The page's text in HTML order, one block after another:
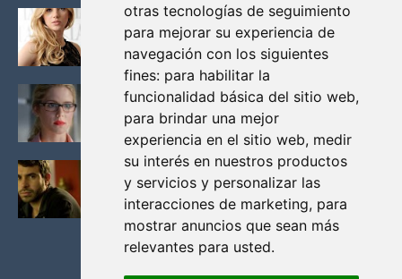
otras tecnologías de seguimiento
para mejorar su experiencia de
navegación con los siguientes
fines: para habilitar la
funcionalidad básica del sitio web,
para brindar una mejor
experiencia en el sitio web, medir
su interés en nuestros productos
y servicios y personalizar las
interacciones de marketing, para
mostrar anuncios que sean más
relevantes para usted.
KATHERYN WINNICK: LA ACTRIZ MAS GUAPA DE
VIKINGOS
Junio 14, 2013
FELICITY (EMILY BETT RICKARDS), LAS FOTOS
MAS BONITAS DE LA ALIADA DE ARROW
Noviembre 30, 2013
BLACK MIRROR: TODA TU HISTORIA. EPISODIO 3.
LA CRITICA
Mayo 17, 2012